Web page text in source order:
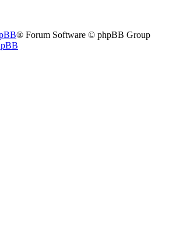
® Forum Software © phpBB Group